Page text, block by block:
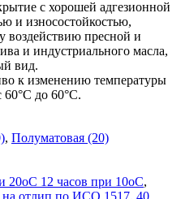
с хорошей адгезионной
и износостойкостью,
воздействию пресной и
и индустриального масла,
вид.
к изменению температуры
до 60°С.
, Полуматовая (20)
20оС 12 часов при 10оС,
отлип по ИСО 1517. 40